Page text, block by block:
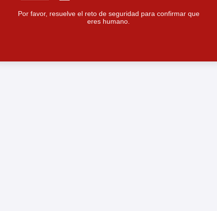
Por favor, resuelve el reto de seguridad para confirmar que
eres humano.